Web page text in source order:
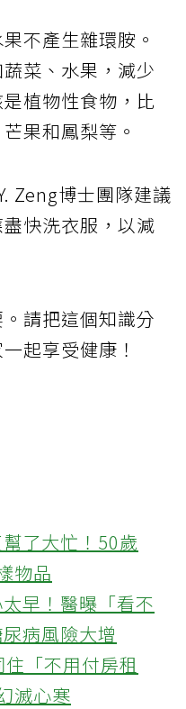
不產生雜環胺。
菜、水果，減少
植物性食物，比
果和鳳梨等。
Zeng博士團隊建議
快洗衣服，以減
請把這個知識分
起享受健康！
了大忙！50歲
物品
早！醫曝「看不
病風險大增
「不用付房租
滅心寒